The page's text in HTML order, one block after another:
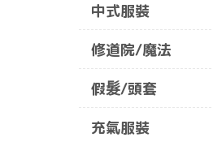
中式服裝
修道院/魔法
假髮/頭套
充氣服裝